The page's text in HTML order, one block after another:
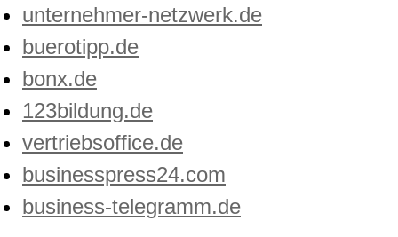
unternehmer-netzwerk.de
buerotipp.de
bonx.de
123bildung.de
vertriebsoffice.de
businesspress24.com
business-telegramm.de